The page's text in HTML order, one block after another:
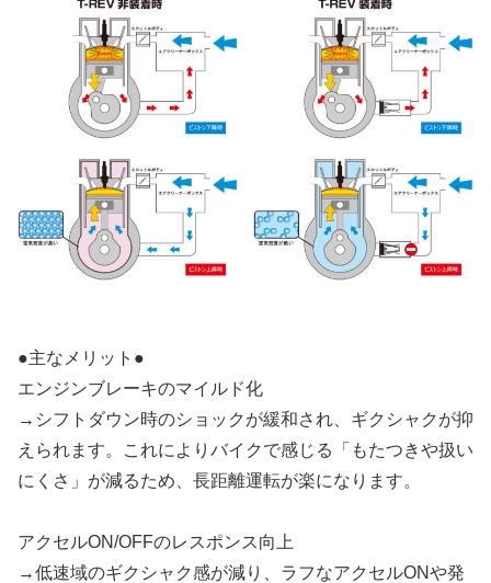
●主なメリット●
エンジンブレーキのマイルド化
→シフトダウン時のショックが緩和され、ギクシャクが抑
えられます。これによりバイクで感じる「もたつきや扱い
にくさ」が減るため、長距離運転が楽になります。
アクセルON/OFFのレスポンス向上
→低速域のギクシャク感が減り、ラフなアクセルONや発